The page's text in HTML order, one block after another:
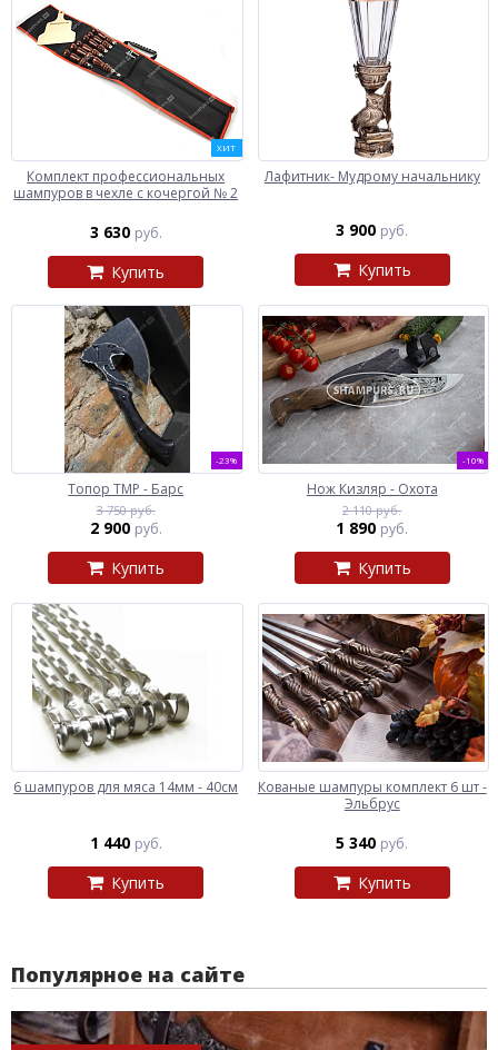
ХИТ
Комплект профессиональных
шампуров в чехле с кочергой № 2
3 630 руб.
Купить
Лафитник- Мудрому начальнику
3 900 руб.
Купить
-23%
Топор ТМР - Барс
3 750 руб.
2 900 руб.
Купить
-10%
Нож Кизляр - Охота
2 110 руб.
1 890 руб.
Купить
6 шампуров для мяса 14мм - 40см
1 440 руб.
Купить
Кованые шампуры комплект 6 шт -
Эльбрус
5 340 руб.
Купить
Популярное на сайте